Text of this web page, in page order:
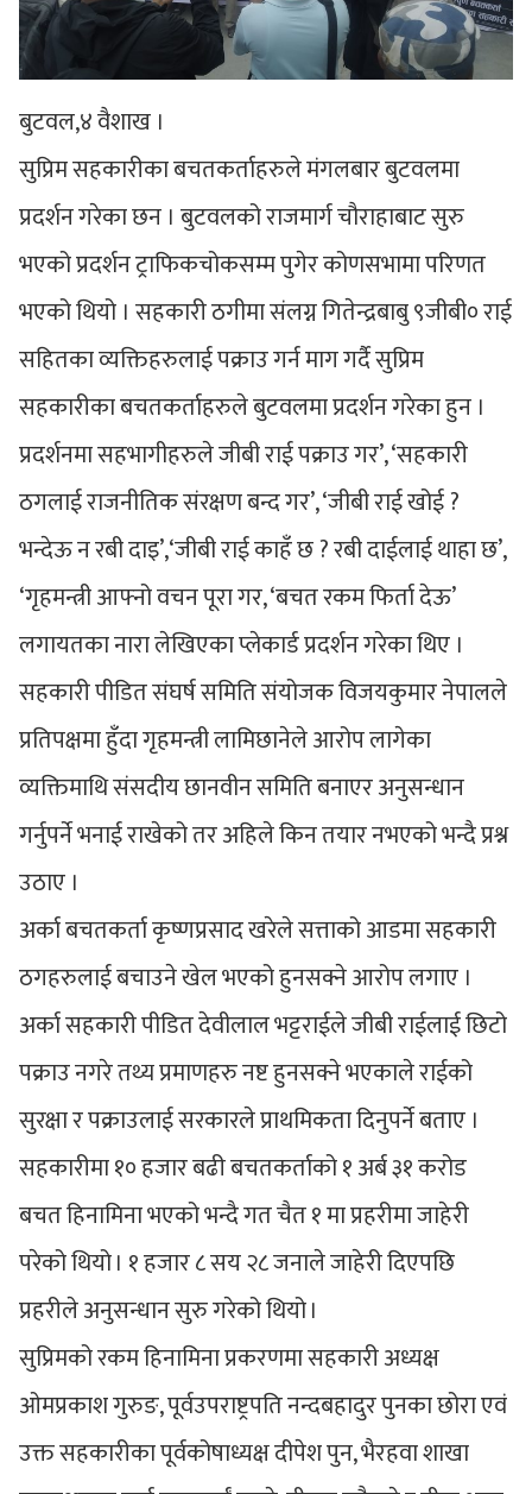
बुटवल,४ वैशाख ।
सुप्रिम सहकारीका बचतकर्ताहरुले मंगलबार बुटवलमा
प्रदर्शन गरेका छन । बुटवलको राजमार्ग चौराहाबाट सुरु
भएको प्रदर्शन ट्राफिकचोकसम्म पुगेर कोणसभामा परिणत
भएको थियो । सहकारी ठगीमा संलग्न गितेन्द्रबाबु ९जीबी० राई
सहितका व्यक्तिहरुलाई पक्राउ गर्न माग गर्दै सुप्रिम
सहकारीका बचतकर्ताहरुले बुटवलमा प्रदर्शन गरेका हुन ।
प्रदर्शनमा सहभागीहरुले जीबी राई पक्राउ गर’, ‘सहकारी
ठगलाई राजनीतिक संरक्षण बन्द गर’, ‘जीबी राई खोई ?
भन्देऊ न रबी दाइ’,‘जीबी राई काहँ छ ? रबी दाईलाई थाहा छ’,
‘गृहमन्त्री आफ्नो वचन पूरा गर, ‘बचत रकम फिर्ता देऊ’
लगायतका नारा लेखिएका प्लेकार्ड प्रदर्शन गरेका थिए ।
सहकारी पीडित संघर्ष समिति संयोजक विजयकुमार नेपालले
प्रतिपक्षमा हुँदा गृहमन्त्री लामिछानेले आरोप लागेका
व्यक्तिमाथि संसदीय छानवीन समिति बनाएर अनुसन्धान
गर्नुपर्ने भनाई राखेको तर अहिले किन तयार नभएको भन्दै प्रश्न
उठाए ।
अर्का बचतकर्ता कृष्णप्रसाद खरेले सत्ताको आडमा सहकारी
ठगहरुलाई बचाउने खेल भएको हुनसक्ने आरोप लगाए ।
अर्का सहकारी पीडित देवीलाल भट्टराईले जीबी राईलाई छिटो
पक्राउ नगरे तथ्य प्रमाणहरु नष्ट हुनसक्ने भएकाले राईको
सुरक्षा र पक्राउलाई सरकारले प्राथमिकता दिनुपर्ने बताए ।
सहकारीमा १० हजार बढी बचतकर्ताको १ अर्ब ३१ करोड
बचत हिनामिना भएको भन्दै गत चैत १ मा प्रहरीमा जाहेरी
परेको थियो । १ हजार ८ सय २८ जनाले जाहेरी दिएपछि
प्रहरीले अनुसन्धान सुरु गरेको थियो ।
सुप्रिमको रकम हिनामिना प्रकरणमा सहकारी अध्यक्ष
ओमप्रकाश गुरुङ, पूर्वउपराष्ट्रपति नन्दबहादुर पुनका छोरा एवं
उक्त सहकारीका पूर्वकोषाध्यक्ष दीपेश पुन, भैरहवा शाखा